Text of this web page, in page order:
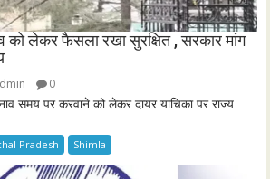
को लेकर फैसला रखा सुरक्षित , सरकार मांग
0
समय पर करवाने को लेकर दायर याचिका पर राज्य
Pradesh Shimla